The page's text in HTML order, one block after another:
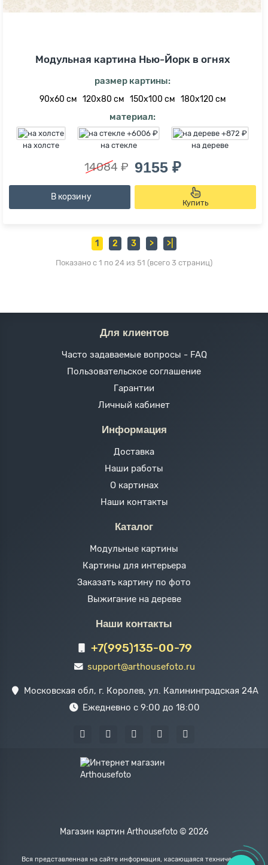
Модульная картина Нью-Йорк в огнях
размер картины:
90х60 см 120х80 см 150х100 см 180х120 см
материал:
на холсте на стекле на дереве
14084 ₽ 9155 ₽
В корзину
Купить
1 2 3 > >|
Показано с 1 по 24 из 51 (всего 3 страниц)
Для клиентов
Часто задаваемые вопросы - FAQ
Пользовательское соглашение
Гарантии
Личный кабинет
Информация
Доставка
Наши работы
О картинах
Наши контакты
Каталог
Модульные картины
Картины для интерьера
Заказать картину по фото
Выжигание на дереве
Наши контакты
+7(995)135-00-79
support@arthousefoto.ru
Московская обл, г. Королев, ул. Калининградская 24А
Ежедневно с 9:00 до 18:00
Магазин картин Arthousefoto © 2026
Вся представленная на сайте информация, касающаяся технических